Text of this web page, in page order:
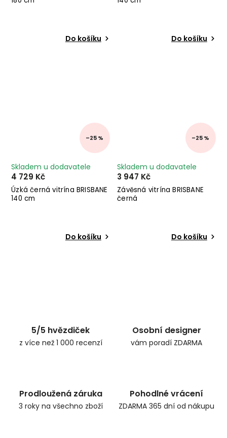
Do košíku Do košíku
–25 %
Úzká černá vitrína BRISBANE
140 cm
Skladem u dodavatele
4 729 Kč
Do košíku
–25 %
Závěsná vitrína BRISBANE
černá
Skladem u dodavatele
3 947 Kč
Do košíku
5/5 hvězdiček
z více než 1 000 recenzí
Osobní designer
vám poradí ZDARMA
Prodloužená záruka
3 roky na všechno zboží
Pohodlné vrácení
ZDARMA 365 dní od nákupu